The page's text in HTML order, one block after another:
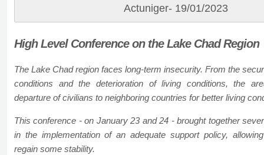
Actuniger- 19/01/2023
High Level Conference on the Lake Chad Region
The Lake Chad region faces long-term insecurity. From the
conditions and the deterioration of living conditions, the
departure of civilians to neighboring countries for better living
This conference - on January 23 and 24 - brought together
in the implementation of an adequate support policy,
regain some stability.